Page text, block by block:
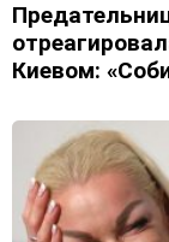
Киевом: